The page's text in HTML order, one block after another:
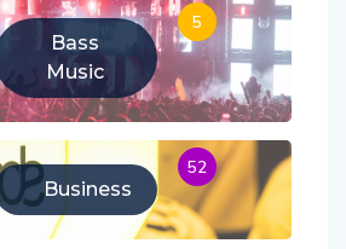
Bass
Music
5
Business
52